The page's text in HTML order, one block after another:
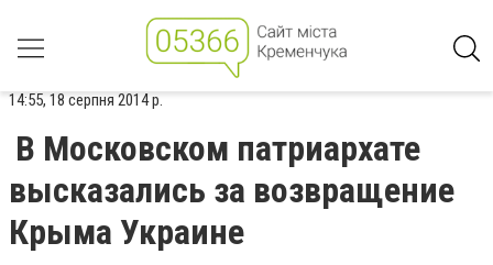
14:55, 18 серпня 2014 р.
В Московском патриархате
высказались за возвращение
Крыма Украине